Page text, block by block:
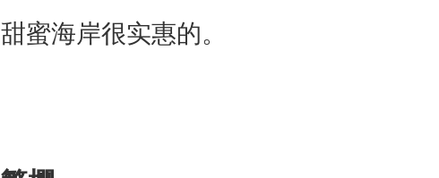
甜蜜海岸很实惠的。